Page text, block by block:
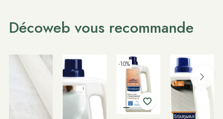
Décoweb vous recommande
-10%